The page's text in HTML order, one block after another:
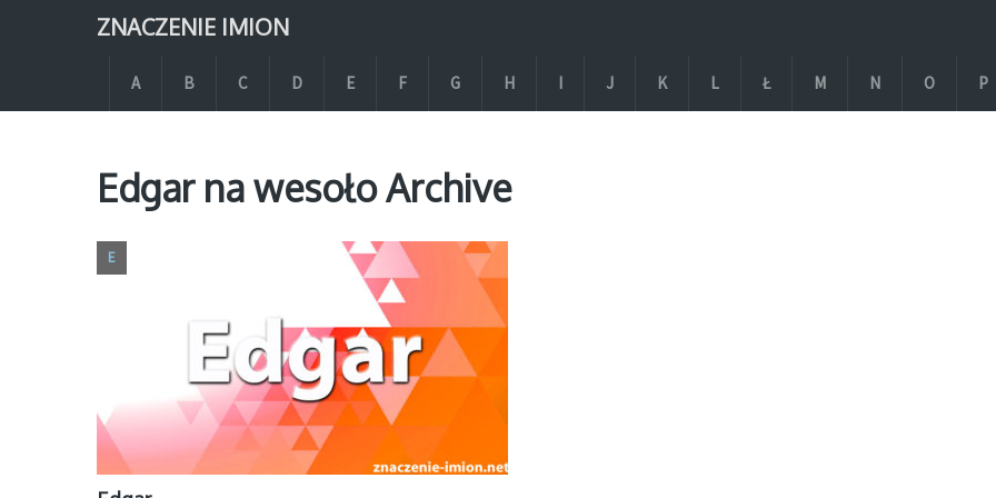
ZNACZENIE IMION
A B C D E F G H I J K L Ł M N O P
Edgar na wesoło Archive
E